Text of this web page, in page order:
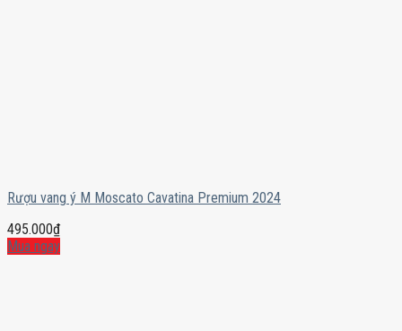
Rượu vang ý M Moscato Cavatina Premium 2024
495.000₫
Mua ngay